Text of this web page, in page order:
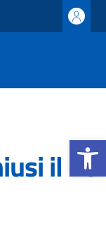
Apri la
il 16